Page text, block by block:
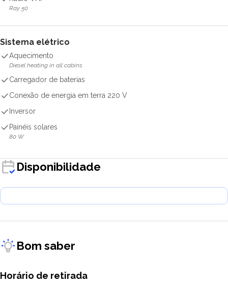
Ray 50
Sistema elétrico
Aquecimento
Diesel heating in all cabins
Carregador de baterias
Conexão de energia em terra 220 V
Inversor
Painéis solares
80 W
Disponibilidade
Bom saber
Horário de retirada